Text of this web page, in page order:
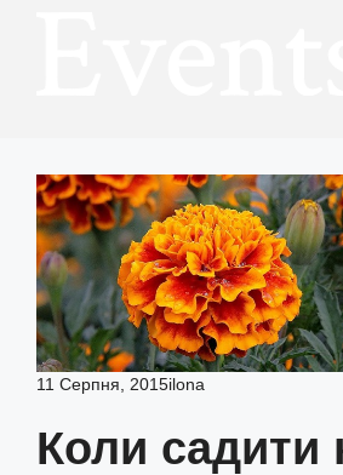
11 Серпня, 2015ilona
Коли садити